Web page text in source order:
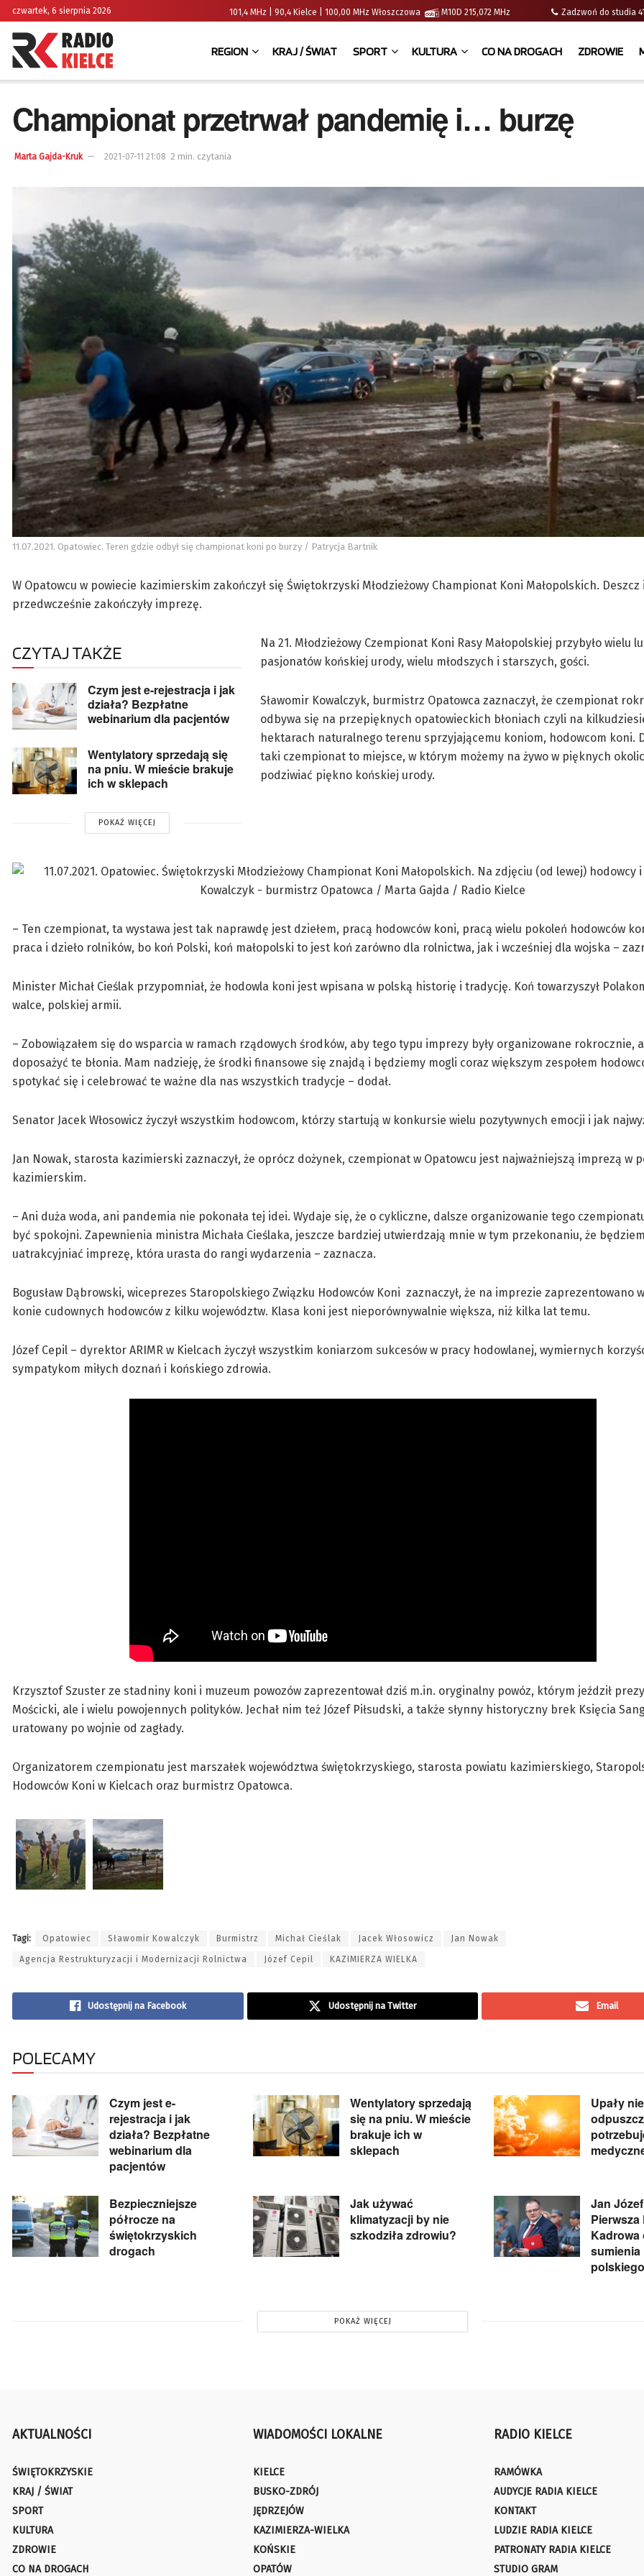
czwartek, 6 sierpnia 2026 101,4 MHz | 90,4 Kielce | 100,00 MHz Włoszczowa M10D 215,072 MHz Zadzwoń do
REGION KRAJ / ŚWIAT SPORT KULTURA CO NA DROGACH ZDROWIE
Championat przetrwał pandemię i… burzę
Marta Gajda-Kruk 2021-07-11 21:08 2 min. czytania
11.07.2021. Opatowiec. Teren gdzie odbył się championat koni po burzy / Patrycja Bartnik
W Opatowcu w powiecie kazimierskim zakończył się Świętokrzyski Młodzieżowy Championat Koni Małopolskich. Deszcz
przedwcześnie zakończyły imprezę.
CZYTAJ TAKŻE
Czym jest e-rejestracja i jak
działa? Bezpłatne
webinarium dla pacjentów
Wentylatory sprzedają się
na pniu. W mieście brakuje
ich w sklepach
POKAŻ WIĘCEJ
Na 21. Młodzieżowy Czempionat Koni Rasy Małopolskiej przybyło wielu
pasjonatów końskiej urody, wielu młodszych i starszych, gości.
Sławomir Kowalczyk, burmistrz Opatowca zaznaczył, że czempionat
odbywa się na przepięknych opatowieckich błoniach czyli na
hektarach naturalnego terenu sprzyjającemu koniom, hodowcom koni.
taki czempionat to miejsce, w którym możemy na żywo w pięknych
podziwiać piękno końskiej urody.
– Ten czempionat, ta wystawa jest tak naprawdę jest dziełem, pracą hodowców koni, pracą wielu pokoleń hodowców
praca i dzieło rolników, bo koń Polski, koń małopolski to jest koń zarówno dla rolnictwa, jak i wcześniej dla wojska –
Minister Michał Cieślak przypomniał, że hodowla koni jest wpisana w polską historię i tradycję. Koń towarzyszył
walce, polskiej armii.
– Zobowiązałem się do wsparcia w ramach rządowych środków, aby tego typu imprezy były organizowane rokrocznie,
doposażyć te błonia. Mam nadzieję, że środki finansowe się znajdą i będziemy mogli coraz większym zespołem
spotykać się i celebrować te ważne dla nas wszystkich tradycje – dodał.
Senator Jacek Włosowicz życzył wszystkim hodowcom, którzy startują w konkursie wielu pozytywnych emocji i jak
Jan Nowak, starosta kazimierski zaznaczył, że oprócz dożynek, czempionat w Opatowcu jest najważniejszą imprezą w
kazimierskim.
– Ani duża woda, ani pandemia nie pokonała tej idei. Wydaje się, że o cykliczne, dalsze organizowanie tego
być spokojni. Zapewnienia ministra Michała Cieślaka, jeszcze bardziej utwierdzają mnie w tym przekonaniu, że
uatrakcyjniać imprezę, która urasta do rangi wydarzenia – zaznacza.
Bogusław Dąbrowski, wiceprezes Staropolskiego Związku Hodowców Koni zaznaczył, że na imprezie zaprezentowano
konie cudownych hodowców z kilku województw. Klasa koni jest nieporównywalnie większa, niż kilka lat temu.
Józef Cepil – dyrektor ARIMR w Kielcach życzył wszystkim koniarzom sukcesów w pracy hodowlanej, wymiernych
sympatykom miłych doznań i końskiego zdrowia.
Krzysztof Szuster ze stadniny koni i muzeum powozów zaprezentował dziś m.in. oryginalny powóz, którym jeździł
Mościcki, ale i wielu powojennych polityków. Jechał nim też Józef Piłsudski, a także słynny historyczny brek Księcia
uratowany po wojnie od zagłady.
Organizatorem czempionatu jest marszałek województwa świętokrzyskiego, starosta powiatu kazimierskiego,
Hodowców Koni w Kielcach oraz burmistrz Opatowca.
Tagi: Opatowiec Sławomir Kowalczyk Burmistrz Michał Cieślak Jacek Włosowicz Jan Nowak
Agencja Restrukturyzacji i Modernizacji Rolnictwa Józef Cepil KAZIMIERZA WIELKA
Udostępnij na Facebook Udostępnij na Twitter Email
POLECAMY
Czym jest e-
rejestracja i jak
działa? Bezpłatne
webinarium dla
pacjentów
Wentylatory sprzedają
się na pniu. W mieście
brakuje ich w
sklepach
Upały nie
Bezpieczniejsze
półrocze na
świętokrzyskich
drogach
Jak używać
klimatyzacji by nie
szkodziła zdrowiu?
Jan
Pierwsza
Kadrowa
sumienia
polskiego
POKAŻ WIĘCEJ
AKTUALNOŚCI
ŚWIĘTOKRZYSKIE
KRAJ / ŚWIAT
SPORT
KULTURA
ZDROWIE
CO NA DROGACH
WIADOMOŚCI LOKALNE
KIELCE
BUSKO-ZDRÓJ
JĘDRZEJÓW
KAZIMIERZA-WIELKA
KOŃSKIE
OPATÓW
RADIO KIELCE
RAMÓWKA
AUDYCJE RADIA KIELCE
KONTAKT
LUDZIE RADIA KIELCE
PATRONATY RADIA KIELCE
STUDIO GRAM